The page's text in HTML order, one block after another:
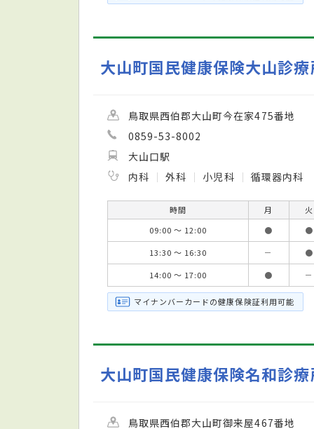
大山町国民健康保険大山診
鳥取県西伯郡大山町今在家475番地
0859-53-8002
大山口駅
内科
外科 小児科 循環器内科
時間 月 火
09:00 ～ 12:00
● ●
13:30 ～ 16:30
－ ●
14:00 ～ 17:00
● －
マイナンバーカードの健康保険証利用可能
大山町国民健康保険名和診
鳥取県西伯郡大山町御来屋467番地